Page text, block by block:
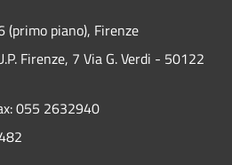
(primo piano), Firenze
Firenze, 7 Via G. Verdi - 50122
055 2632940